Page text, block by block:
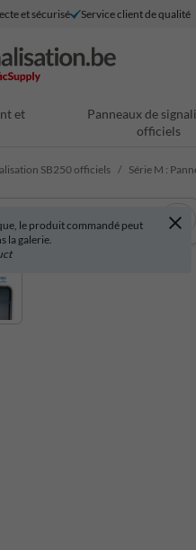
et sécurisé Service client de qualité
et
Panneaux de
officiels
SB250 officiels Série M :
le produit commandé peut
la galerie.